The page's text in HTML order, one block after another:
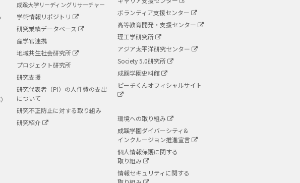
成蹊大学リーディングリサーチャー
学術情報リポジトリ
研究業績データベース
産学官連携
地域共生社会研究所
プロジェクト研究所
研究支援
研究代表者（PI）の人件費の支出
について
研究不正防止に対する取り組み
研究紹介
ボランティア支援センター
高等教育開発・支援センター
理工学研究所
アジア太平洋研究センター
Society 5.0研究所
成蹊学園史料館
ピーチくんオフィシャルサイト
環境への取り組み
成蹊学園ダイバーシティ&
インクルージョン推進宣言
個人情報保護に関する
取り組み
情報セキュリティに関する